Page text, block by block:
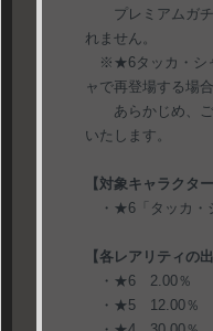
プレミアムガチ
れません。
※★6タッカ・シ
ャで再登場する場
あらかじめ、ご
いたします。
【対象キャラクター
・★6「タッカ・
【各レアリティの
・★6 2.00％
・★5 12.00％